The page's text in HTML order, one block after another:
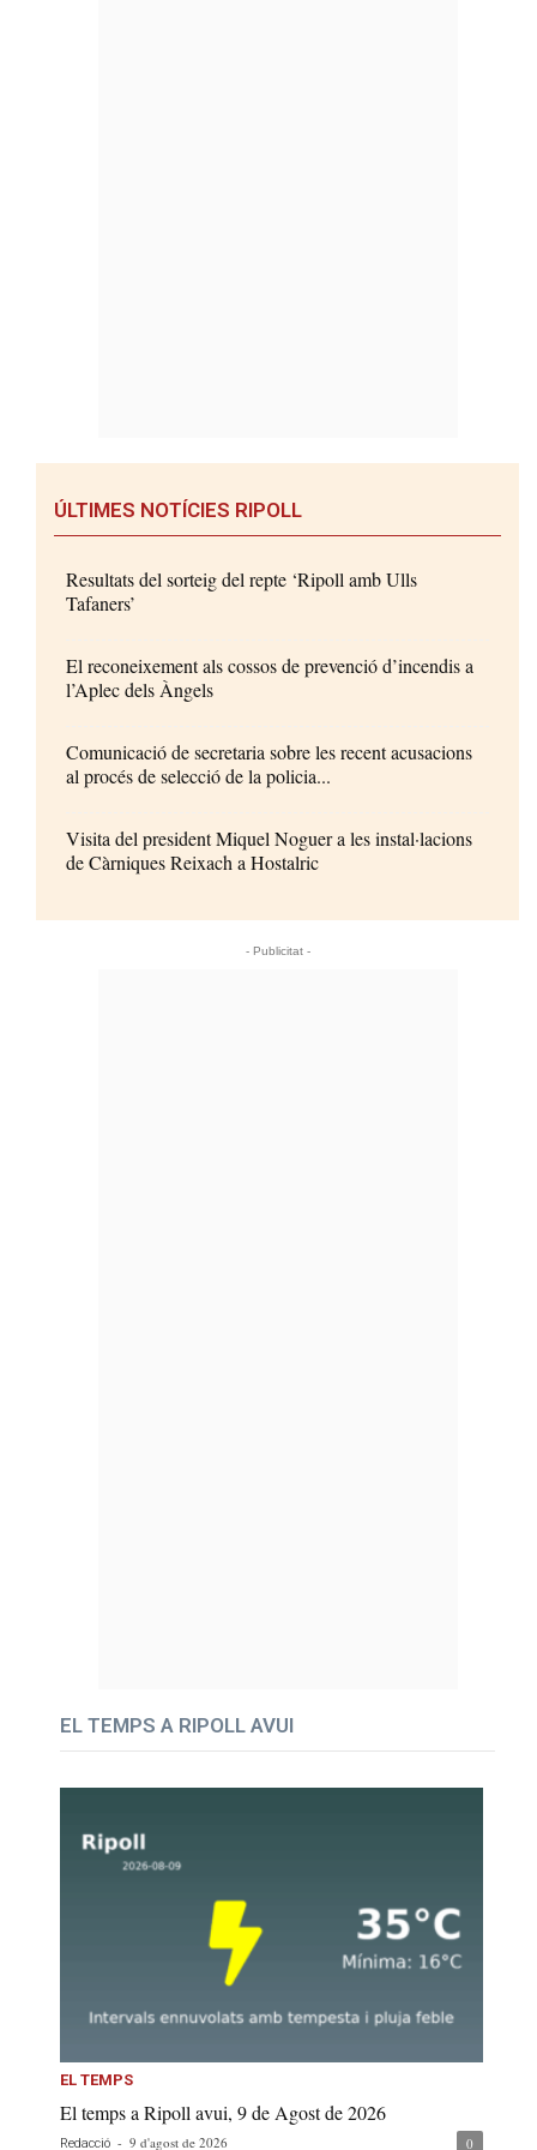
ÚLTIMES NOTÍCIES RIPOLL
Resultats del sorteig del repte ‘Ripoll amb Ulls
Tafaners’
El reconeixement als cossos de prevenció d’incendis a
l’Aplec dels Àngels
Comunicació de secretaria sobre les recent acusacions
al procés de selecció de la policia...
Visita del president Miquel Noguer a les instal·lacions
de Càrniques Reixach a Hostalric
- Publicitat -
EL TEMPS A RIPOLL AVUI
EL TEMPS
El temps a Ripoll avui, 9 de Agost de 2026
Redacció - 9 d'agost de 2026 0